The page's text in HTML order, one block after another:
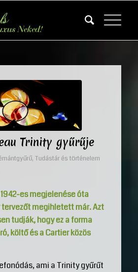
Trinity gyűrűje
, Tudástár és történelem
es megjelenése óta
tervezőt megihletett már. Azt
tudják, hogy ez a forma
költő és a Cartier közös
ami a Trinity gyűrűt